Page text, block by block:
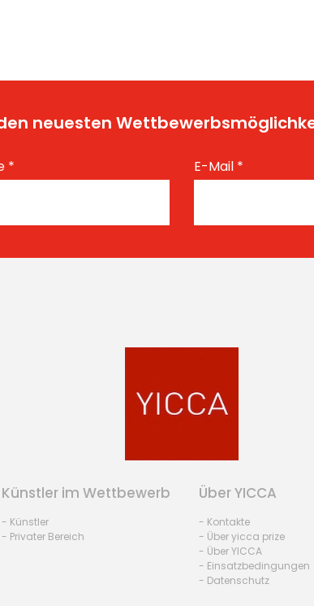
neuesten
* E-Mail *
Künstler im Wettbewerb
- Künstler
- Privater Bereich
Über YICCA
- Kontakte
- Über yicca prize
- Über YICCA
- Einsatzbedingungen
- Datenschutz